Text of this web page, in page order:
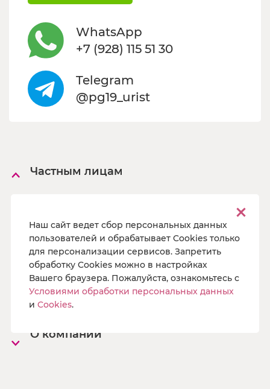
WhatsApp
+7 (928) 115 51 30
Telegram
@pg19_urist
Частным лицам
Видеонаблюдение
Юридические услуги
Бизнесу
Для ТСЖ и УК
О компании
Наш сайт ведет сбор персональных данных
пользователей и обрабатывает Cookies только
для персонализации сервисов. Запретить
обработку Cookies можно в настройках
Вашего браузера. Пожалуйста, ознакомьтесь с
Условиями обработки персональных данных
и Cookies.